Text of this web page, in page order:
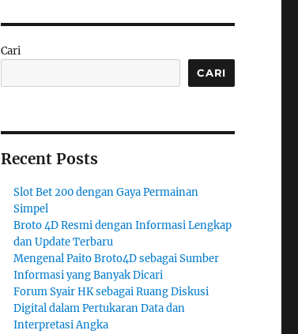
Cari
CARI
Recent Posts
Slot Bet 200 dengan Gaya Permainan
Simpel
Broto 4D Resmi dengan Informasi Lengkap
dan Update Terbaru
Mengenal Paito Broto4D sebagai Sumber
Informasi yang Banyak Dicari
Forum Syair HK sebagai Ruang Diskusi
Digital dalam Pertukaran Data dan
Interpretasi Angka